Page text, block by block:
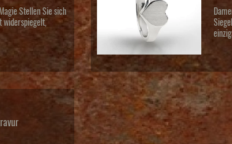
Stellen Sie sich
widerspiegelt,